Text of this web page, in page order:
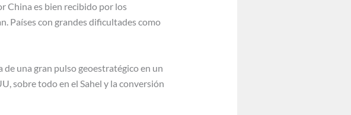
China es bien recibido por los
Países con grandes dificultades como
de una gran pulso geoestratégico en un
sobre todo en el Sahel y la conversión